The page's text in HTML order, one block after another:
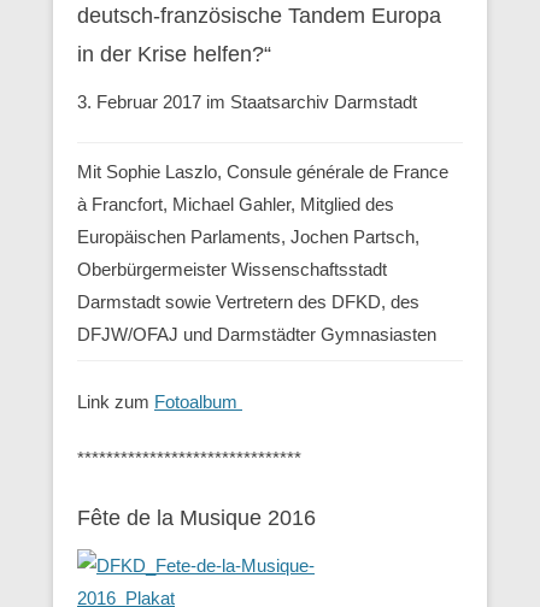
deutsch-französische Tandem Europa
in der Krise helfen?“
3. Februar 2017 im Staatsarchiv Darmstadt
Mit Sophie Laszlo, Consule générale de France
à Francfort, Michael Gahler, Mitglied des
Europäischen Parlaments, Jochen Partsch,
Oberbürgermeister Wissenschaftsstadt
Darmstadt sowie Vertretern des DFKD, des
DFJW/OFAJ und Darmstädter Gymnasiasten
Link zum Fotoalbum
*******************************
Fête de la Musique 2016